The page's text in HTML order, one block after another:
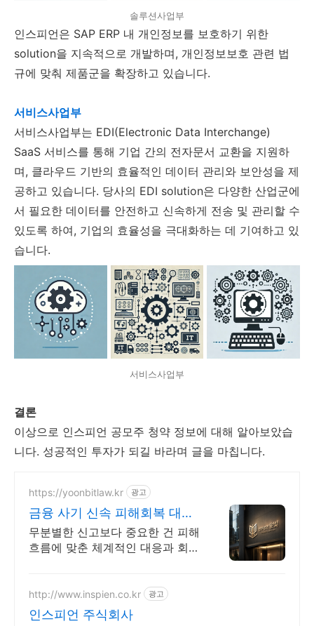
솔루션사업부
인스피언은 SAP ERP 내 개인정보를 보호하기 위한
solution을 지속적으로 개발하며, 개인정보보호 관련 법
규에 맞춰 제품군을 확장하고 있습니다.
서비스사업부
서비스사업부는 EDI(Electronic Data Interchange)
SaaS 서비스를 통해 기업 간의 전자문서 교환을 지원하
며, 클라우드 기반의 효율적인 데이터 관리와 보안성을 제
공하고 있습니다. 당사의 EDI solution은 다양한 산업군에
서 필요한 데이터를 안전하고 신속하게 전송 및 관리할 수
있도록 하여, 기업의 효율성을 극대화하는 데 기여하고 있
습니다.
서비스사업부
결론
이상으로 인스피언 공모주 청약 정보에 대해 알아보았습
니다. 성공적인 투자가 되길 바라며 글을 마칩니다.
https://yoonbitlaw.kr 광고
금융 사기 신속 피해회복 대응
지원
무분별한 신고보다 중요한 건 피해
흐름에 맞춘 체계적인 대응과 회수
http://www.inspien.co.kr 광고
인스피언 주식회사